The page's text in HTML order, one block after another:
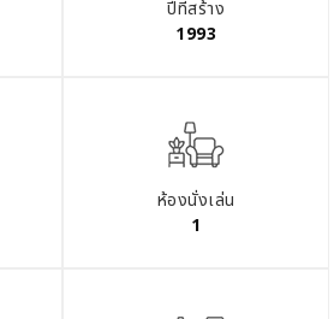
ปีที่สร้าง
1993
ห้องนั่งเล่น
1